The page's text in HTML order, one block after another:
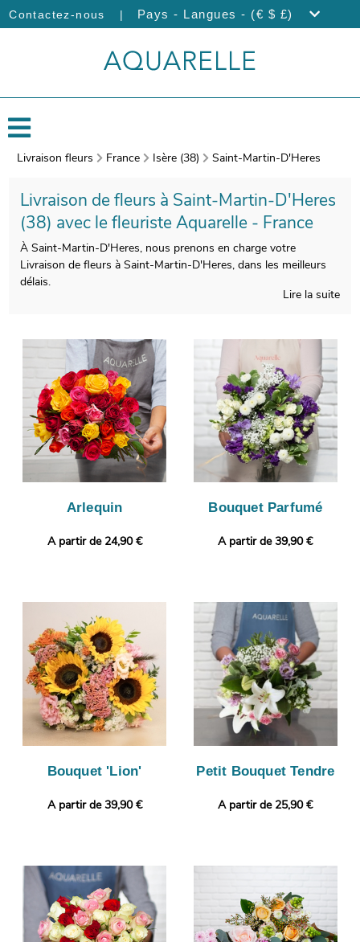
Contactez-nous | Pays - Langues - (€ $ £)
Livraison fleurs France Isère (38) Saint-Martin-D'Heres
Livraison de fleurs à Saint-Martin-D'Heres
(38) avec le fleuriste Aquarelle - France
À Saint-Martin-D'Heres, nous prenons en charge votre
Livraison de fleurs à Saint-Martin-D'Heres, dans les meilleurs
délais.
dédié à son transport, puis une photo de votre bouquet sera
prise. Vous aurez ensuite l’opportunité de vous assurer que
votre bouquet est bien conforme, puisque l’objectif de cette
photo est de vous l’envoyer. C’est alors que sera organisée sa
livraison à Saint-Martin-D'Heres. Rendez votre cadeau plus
original encore en ajoutant gratuitement une photo ou un
message personnalisé.
Lire la suite
Arlequin
A partir de 24,90 €
Bouquet Parfumé
A partir de 39,90 €
Bouquet 'Lion'
A partir de 39,90 €
Petit Bouquet Tendre
A partir de 25,90 €